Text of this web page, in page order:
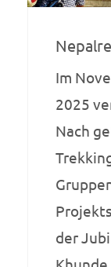
Im
2025
Nach
der